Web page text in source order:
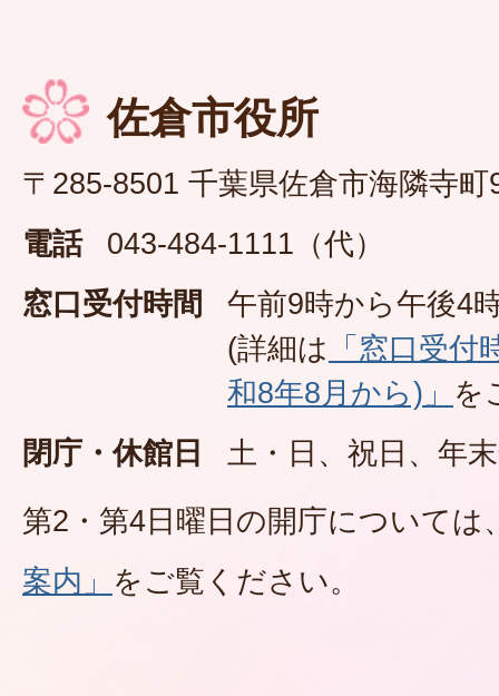
佐倉市役所
〒285-8501 千葉県佐倉市海隣寺町
電話
043-484-1111（代）
窓口受付時間
午前9時から午後4
(詳細は 「窓口受
和8年8月から)」 を
閉庁・休館日
土・日、祝日、年
第2・第4日曜日の開庁については
案内」 をご覧ください。